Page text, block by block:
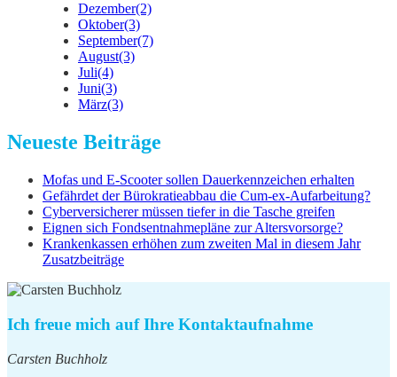
Dezember(2)
Oktober(3)
September(7)
August(3)
Juli(4)
Juni(3)
März(3)
Neueste Beiträge
Mofas und E-Scooter sollen Dauerkennzeichen erhalten
Gefährdet der Bürokratieabbau die Cum-ex-Aufarbeitung?
Cyberversicherer müssen tiefer in die Tasche greifen
Eignen sich Fondsentnahmepläne zur Altersvorsorge?
Krankenkassen erhöhen zum zweiten Mal in diesem Jahr
Zusatzbeiträge
Ich freue mich auf Ihre Kontaktaufnahme
Carsten Buchholz